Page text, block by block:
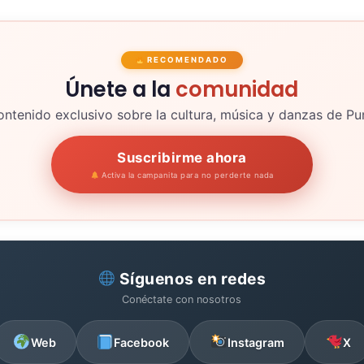
RECOMENDADO
Únete a la comunidad
exclusivo sobre la cultura, música y danzas de
Suscribirme ahora
Activa la campanita para no perderte nada
Síguenos en redes
Conéctate con nosotros
Web Facebook Instagram X